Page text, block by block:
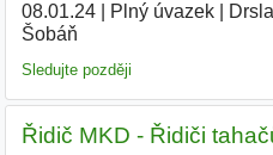
08.01.24| Plný úvazek|
Šobáň
Sledujte později
Řidič MKD - Řidiči